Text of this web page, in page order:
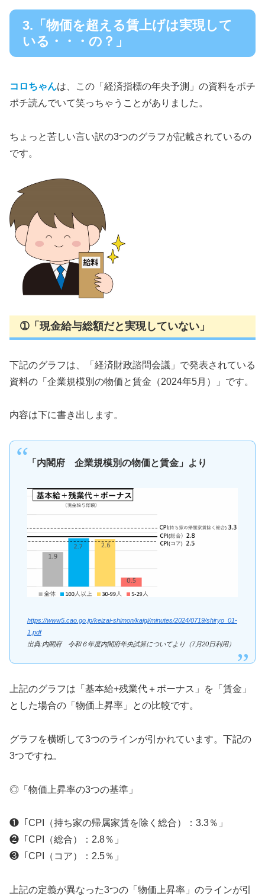
3.「物価を超える賃上げは実現して
いる・・・の？」
コロちゃんは、この「経済指標の年央予測」の資料をポチ
ポチ読んでいて笑っちゃうことがありました。
ちょっと苦しい言い訳の3つのグラフが記載されているの
です。
➀「現金給与総額だと実現していない」
下記のグラフは、「経済財政諮問会議」で発表されている
資料の「企業規模別の物価と賃金（2024年5月）」です。
内容は下に書き出します。
「内閣府 企業規模別の物価と賃金」より
https://www5.cao.go.jp/keizai-shimon/kaigi/minutes/2024/0719/shiryo_01-
1.pdf
出典:内閣府 令和６年度内閣府年央試算についてより（7月20日利用）
上記のグラフは「基本給+残業代＋ボーナス」を「賃金」
とした場合の「物価上昇率」との比較です。
グラフを横断して3つのラインが引かれています。下記の
3つですね。
◎「物価上昇率の3つの基準」
❶「CPI（持ち家の帰属家賃を除く総合）：3.3％」
❷「CPI（総合）：2.8％」
❸「CPI（コア）：2.5％」
上記の定義が異なった3つの「物価上昇率」のラインが引